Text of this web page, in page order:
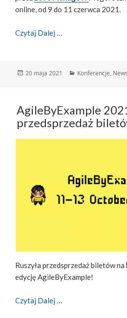
online, od 9 do 11 czerwca 2021.
Czytaj Dalej
Data
20 maja 2021 Kategorie
Konferencje,
AgileByExample
przedsprzedaż
Ruszyła przedsprzedaż biletów
edycję AgileByExample!
Czytaj Dalej